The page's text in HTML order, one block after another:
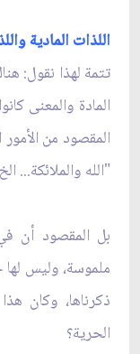
اللذات المادية
تتمة لهذا نقول:
المادة والمعنى
المقصود من الأمور
"الله والملائكة...
بل المقصود أن
ملموسة، وليس لها
ذكرناها، وكان
الحرية؟